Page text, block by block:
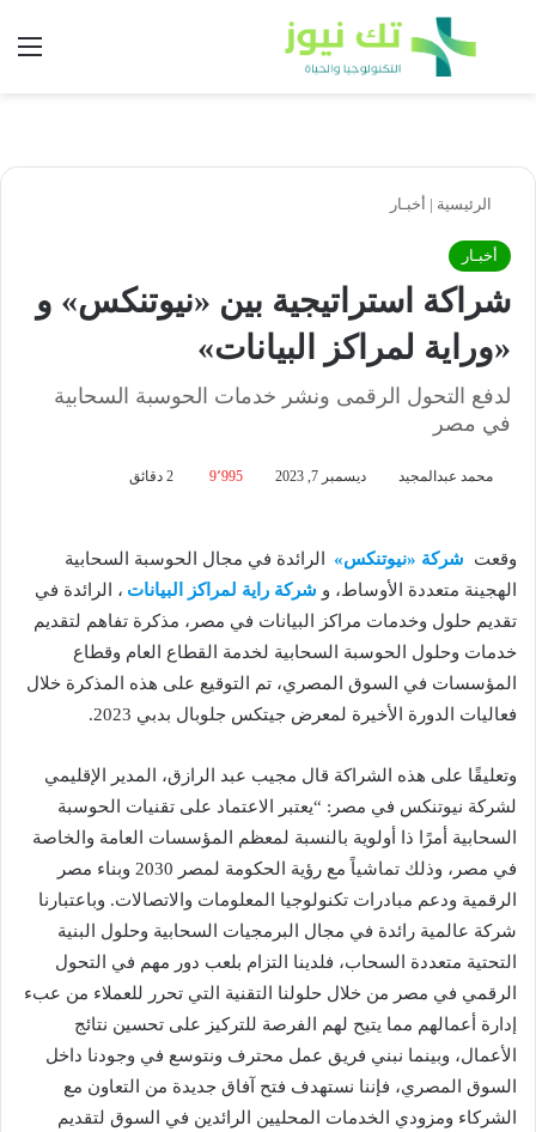
بحث عن
الرئيسية | أخبـار
أخبـار
شراكة استراتيجية بين «نيوتنكس» و
«وراية لمراكز البيانات»
لدفع التحول الرقمى ونشر خدمات الحوسبة السحابية
في مصر
محمد عبدالمجيد ديسمبر 7, 2023 9٬995
وقعت شركة «نيوتنكس»
الرائدة في مجال الحوسبة السحابية
الهجينة متعددة الأوساط، و شركة راية لمراكز البيانات ، الرائدة في
تقديم حلول وخدمات مراكز البيانات في مصر، مذكرة تفاهم لتقديم
خدمات وحلول الحوسبة السحابية لخدمة القطاع العام وقطاع
المؤسسات في السوق المصري، تم التوقيع على هذه المذكرة خلال
فعاليات الدورة الأخيرة لمعرض جيتكس جلوبال بدبي 2023.
وتعليقًا على هذه الشراكة قال مجيب عبد الرازق، المدير الإقليمي
لشركة نيوتنكس في مصر: “يعتبر الاعتماد على تقنيات الحوسبة
السحابية أمرًا ذا أولوية بالنسبة لمعظم المؤسسات العامة والخاصة
في مصر، وذلك تماشياً مع رؤية الحكومة لمصر 2030 وبناء مصر
الرقمية ودعم مبادرات تكنولوجيا المعلومات والاتصالات. وباعتبارنا
شركة عالمية رائدة في مجال البرمجيات السحابية وحلول البنية
التحتية متعددة السحاب، فلدينا التزام بلعب دور مهم في التحول
الرقمي في مصر من خلال حلولنا التقنية التي تحرر للعملاء من عبء
إدارة أعمالهم مما يتيح لهم الفرصة للتركيز على تحسين نتائج
الأعمال، وبينما نبني فريق عمل محترف ونتوسع في وجودنا داخل
السوق المصري، فإننا نستهدف فتح آفاق جديدة من التعاون مع
الشركاء ومزودي الخدمات المحليين الرائدين في السوق لتقديم